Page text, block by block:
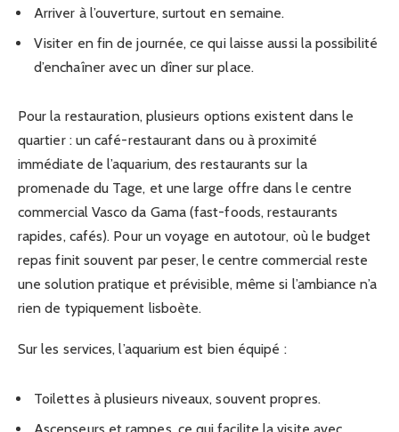
Arriver à l’ouverture, surtout en semaine.
Visiter en fin de journée, ce qui laisse aussi la possibilité
d’enchaîner avec un dîner sur place.
Pour la restauration, plusieurs options existent dans le
quartier : un café-restaurant dans ou à proximité
immédiate de l’aquarium, des restaurants sur la
promenade du Tage, et une large offre dans le centre
commercial Vasco da Gama (fast-foods, restaurants
rapides, cafés). Pour un voyage en autotour, où le budget
repas finit souvent par peser, le centre commercial reste
une solution pratique et prévisible, même si l’ambiance n’a
rien de typiquement lisboète.
Sur les services, l’aquarium est bien équipé :
Toilettes à plusieurs niveaux, souvent propres.
Ascenseurs et rampes, ce qui facilite la visite avec